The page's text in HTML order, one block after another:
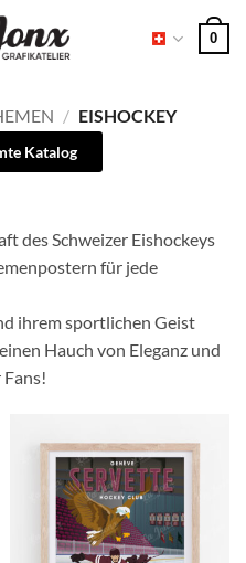
0
/ EISHOCKEY
Katalog
des Schweizer Eishockeys
für jede
ihrem sportlichen Geist
Hauch von Eleganz und